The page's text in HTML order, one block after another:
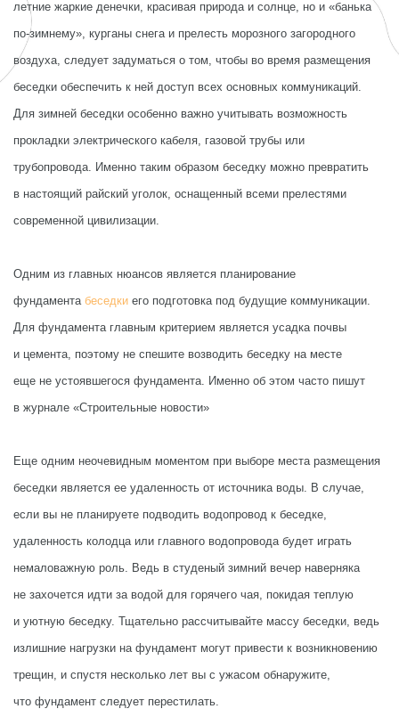
летние жаркие денечки, красивая природа и солнце, но и «банька
по-зимнему», курганы снега и прелесть морозного загородного
воздуха, следует задуматься о том, чтобы во время размещения
беседки обеспечить к ней доступ всех основных коммуникаций.
Для зимней беседки особенно важно учитывать возможность
прокладки электрического кабеля, газовой трубы или
трубопровода. Именно таким образом беседку можно превратить
в настоящий райский уголок, оснащенный всеми прелестями
современной цивилизации.
Одним из главных нюансов является планирование
фундамента беседки его подготовка под будущие коммуникации.
Для фундамента главным критерием является усадка почвы
и цемента, поэтому не спешите возводить беседку на месте
еще не устоявшегося фундамента. Именно об этом часто пишут
в журнале «Строительные новости»
Еще одним неочевидным моментом при выборе места размещения
беседки является ее удаленность от источника воды. В случае,
если вы не планируете подводить водопровод к беседке,
удаленность колодца или главного водопровода будет играть
немаловажную роль. Ведь в студеный зимний вечер наверняка
не захочется идти за водой для горячего чая, покидая теплую
и уютную беседку. Тщательно рассчитывайте массу беседки, ведь
излишние нагрузки на фундамент могут привести к возникновению
трещин, и спустя несколько лет вы с ужасом обнаружите,
что фундамент следует перестилать.